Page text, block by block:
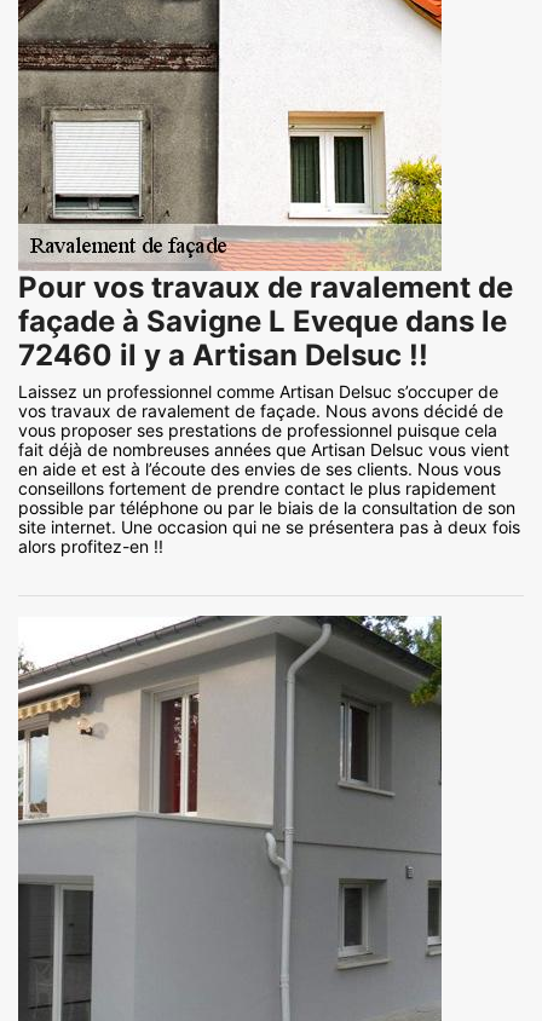
Pour vos travaux de ravalement de
façade à Savigne L Eveque dans le
72460 il y a Artisan Delsuc !!
Laissez un professionnel comme Artisan Delsuc s’occuper de
vos travaux de ravalement de façade. Nous avons décidé de
vous proposer ses prestations de professionnel puisque cela
fait déjà de nombreuses années que Artisan Delsuc vous vient
en aide et est à l’écoute des envies de ses clients. Nous vous
conseillons fortement de prendre contact le plus rapidement
possible par téléphone ou par le biais de la consultation de son
site internet. Une occasion qui ne se présentera pas à deux fois
alors profitez-en !!